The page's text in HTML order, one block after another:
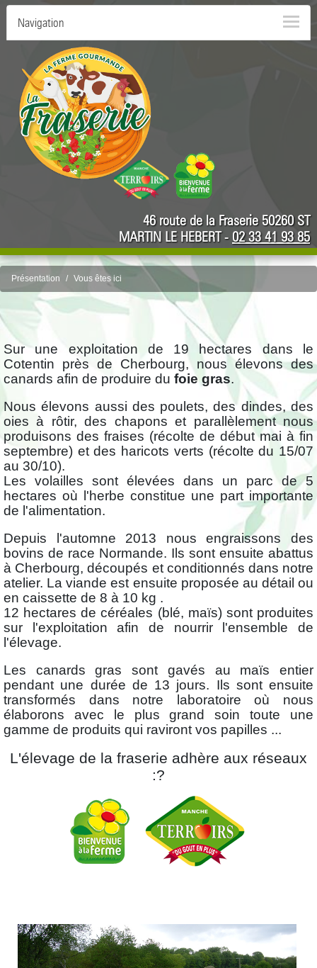
Navigation
46 route de la Fraserie 50260 ST
MARTIN LE HEBERT - 02 33 41 93 85
Présentation Vous êtes ici
Sur une exploitation de 19 hectares dans le
Cotentin près de Cherbourg, nous élevons des
canards afin de produire du foie gras.
Nous élevons aussi des poulets, des dindes, des
oies à rôtir, des chapons et parallèlement nous
produisons des fraises (récolte de début mai à fin
septembre) et des haricots verts (récolte du 15/07
au 30/10).
Les volailles sont élevées dans un parc de 5
hectares où l'herbe constitue une part importante
de l'alimentation.
Depuis l'automne 2013 nous engraissons des
bovins de race Normande. Ils sont ensuite abattus
à Cherbourg, découpés et conditionnés dans notre
atelier. La viande est ensuite proposée au détail ou
en caissette de 8 à 10 kg .
12 hectares de céréales (blé, maïs) sont produites
sur l'exploitation afin de nourrir l'ensemble de
l'élevage.
Les canards gras sont gavés au maïs entier
pendant une durée de 13 jours. Ils sont ensuite
transformés dans notre laboratoire où nous
élaborons avec le plus grand soin toute une
gamme de produits qui raviront vos papilles ...
L'élevage de la fraserie adhère aux réseaux
:?